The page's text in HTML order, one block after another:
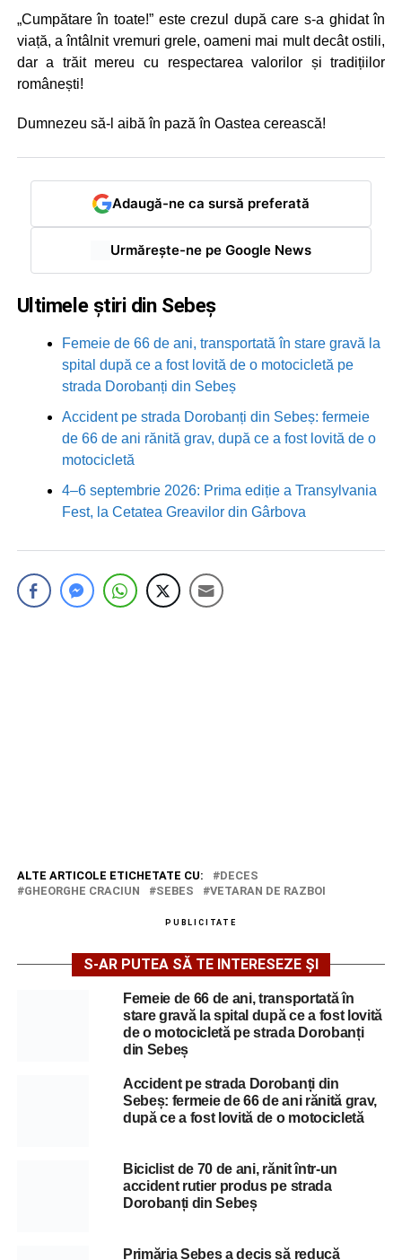
„Cumpătare în toate!” este crezul după care s-a ghidat în
viață, a întâlnit vremuri grele, oameni mai mult decât ostili,
dar a trăit mereu cu respectarea valorilor și tradițiilor
românești!
Dumnezeu să-l aibă în pază în Oastea cerească!
Adaugă-ne ca sursă preferată
Urmărește-ne pe Google News
Ultimele știri din Sebeș
Femeie de 66 de ani, transportată în stare gravă la
spital după ce a fost lovită de o motocicletă pe
strada Dorobanți din Sebeș
Accident pe strada Dorobanți din Sebeș: fermeie
de 66 de ani rănită grav, după ce a fost lovită de o
motocicletă
4–6 septembrie 2026: Prima ediție a Transylvania
Fest, la Cetatea Greavilor din Gârbova
ALTE ARTICOLE ETICHETATE CU:
DECES
GHEORGHE CRACIUN
SEBES VETARAN DE RAZBOI
PUBLICITATE
S-AR PUTEA SĂ TE INTERESEZE ȘI
Femeie de 66 de ani, transportată în
stare gravă la spital după ce a fost lovită
de o motocicletă pe strada Dorobanți
din Sebeș
Accident pe strada Dorobanți din
Sebeș: fermeie de 66 de ani rănită grav,
după ce a fost lovită de o motocicletă
Biciclist de 70 de ani, rănit într-un
accident rutier produs pe strada
Dorobanți din Sebeș
Primăria Sebeș a decis să reducă